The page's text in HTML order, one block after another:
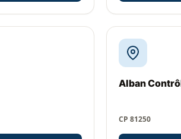
Alban
CP 81250